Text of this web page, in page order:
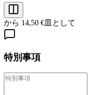
から 14,50 €皿として
特別事項